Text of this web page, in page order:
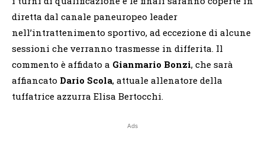
diretta dal canale paneuropeo leader
nell’intrattenimento sportivo, ad eccezione di alcune
sessioni che verranno trasmesse in differita. Il
commento è affidato a Gianmario Bonzi, che sarà
affiancato Dario Scola, attuale allenatore della
tuffatrice azzurra Elisa Bertocchi.
Ads